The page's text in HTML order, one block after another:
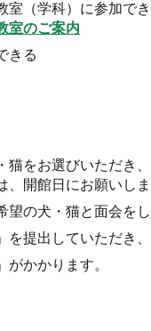
室（学科）に参加で
室のご案内
きる
をお選びいただき
開館日にお願いしま
の犬・猫と面会をし
提出していただき
かかります。